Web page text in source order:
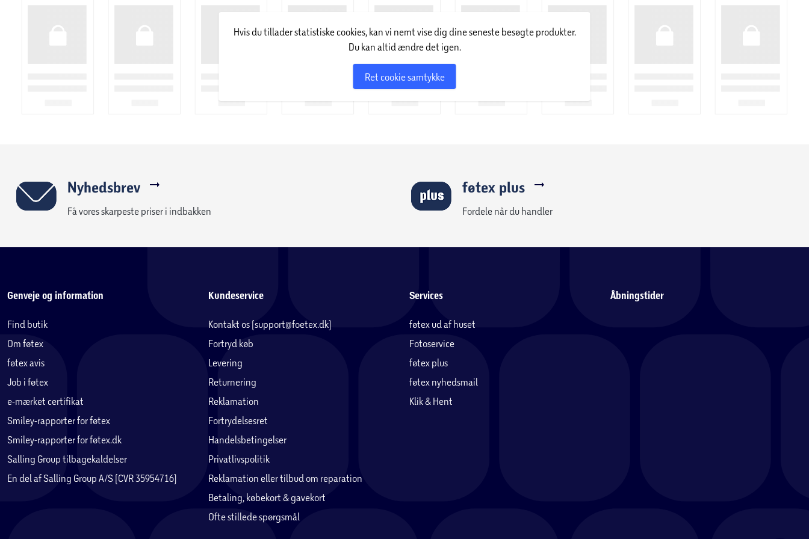
Hvis du tillader statistiske cookies, kan vi nemt vise dig dine seneste besøgte produkter.
Du kan altid ændre det igen.
Ret cookie samtykke
Nyhedsbrev
Få vores skarpeste priser i indbakken
føtex plus
Fordele når du handler
Genveje og information
Find butik
Om føtex
føtex avis
Job i føtex
e-mærket certifikat
Smiley-rapporter for føtex
Smiley-rapporter for føtex.dk
Salling Group tilbagekaldelser
En del af Salling Group A/S (CVR 35954716)
Kundeservice
Kontakt os (support@foetex.dk)
Fortryd køb
Levering
Returnering
Reklamation
Fortrydelsesret
Handelsbetingelser
Privatlivspolitik
Reklamation eller tilbud om reparation
Betaling, købekort & gavekort
Ofte stillede spørgsmål
Services
føtex ud af huset
Fotoservice
føtex plus
føtex nyhedsmail
Klik & Hent
Åbningstider